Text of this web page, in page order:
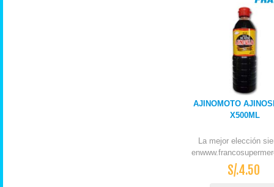
AJINOMOTO
X500ML
La mejor elección
S/.4.50